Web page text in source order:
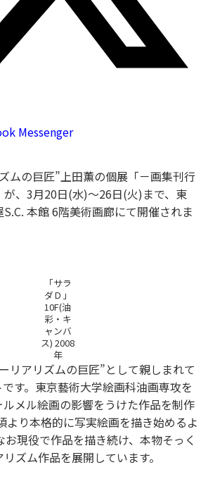
Messenger
ムの巨匠”上田薫の個展「－画集刊行
、3月20日(水)～26日(火)まで、東
本館 6階美術画廊にて開催されま
「サラ
ダＤ」
10F(油
彩・キ
ャンバ
ス) 2008
年
リアリズムの巨匠”として親しまれて
す。東京藝術大学絵画科油画専攻を
メル絵画の影響をうけた作品を制作
より本格的に写実絵画を描き始めるよ
お現役で作品を描き続け、本物そっく
ズム作品を展開しています。